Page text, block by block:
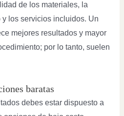
de los materiales, la
los servicios incluidos. Un
mejores resultados y mayor
por lo tanto, suelen
baratas
debes estar dispuesto a